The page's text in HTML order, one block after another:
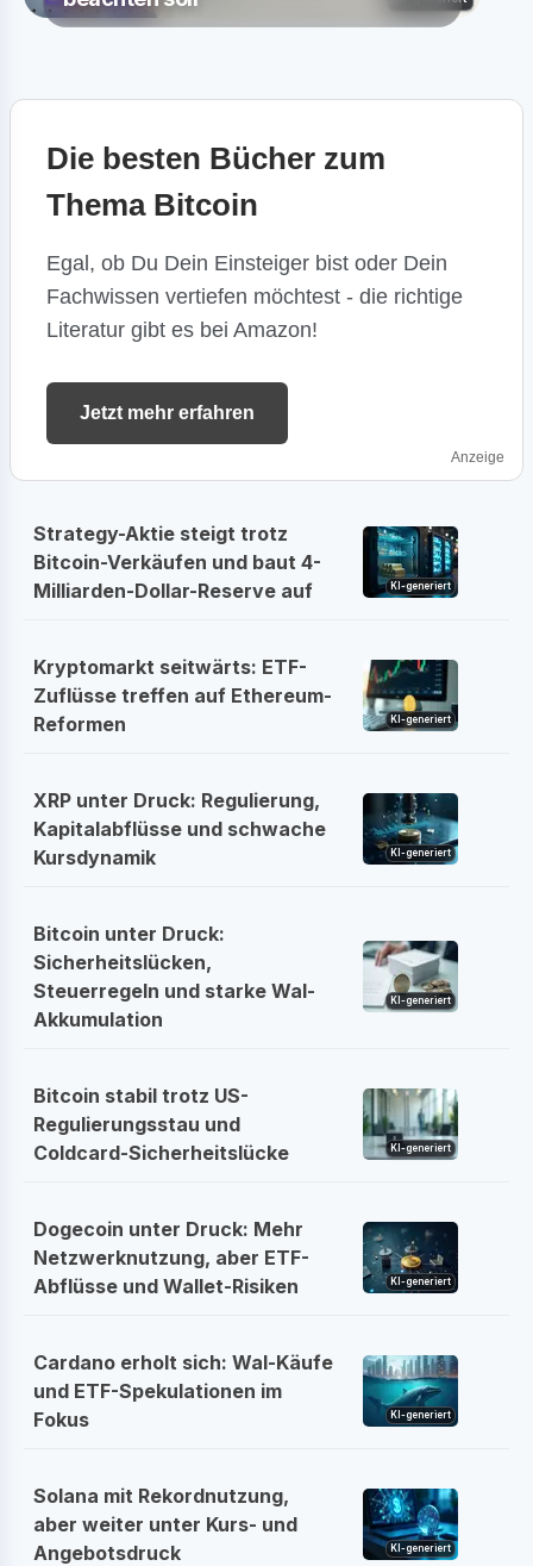
Die besten Bücher zum
Thema Bitcoin
Egal, ob Du Dein Einsteiger bist oder Dein
Fachwissen vertiefen möchtest - die richtige
Literatur gibt es bei Amazon!
Jetzt mehr erfahren
Anzeige
Strategy-Aktie steigt trotz
Bitcoin-Verkäufen und baut 4-
Milliarden-Dollar-Reserve auf
KI-generiert
Kryptomarkt seitwärts: ETF-
Zuflüsse treffen auf Ethereum-
Reformen
KI-generiert
XRP unter Druck: Regulierung,
Kapitalabflüsse und schwache
Kursdynamik
KI-generiert
Bitcoin unter Druck:
Sicherheitslücken,
Steuerregeln und starke Wal-
Akkumulation
KI-generiert
Bitcoin stabil trotz US-
Regulierungsstau und
Coldcard-Sicherheitslücke
KI-generiert
Dogecoin unter Druck: Mehr
Netzwerknutzung, aber ETF-
Abflüsse und Wallet-Risiken
KI-generiert
Cardano erholt sich: Wal-Käufe
und ETF-Spekulationen im
Fokus
KI-generiert
Solana mit Rekordnutzung,
aber weiter unter Kurs- und
Angebotsdruck
KI-generiert